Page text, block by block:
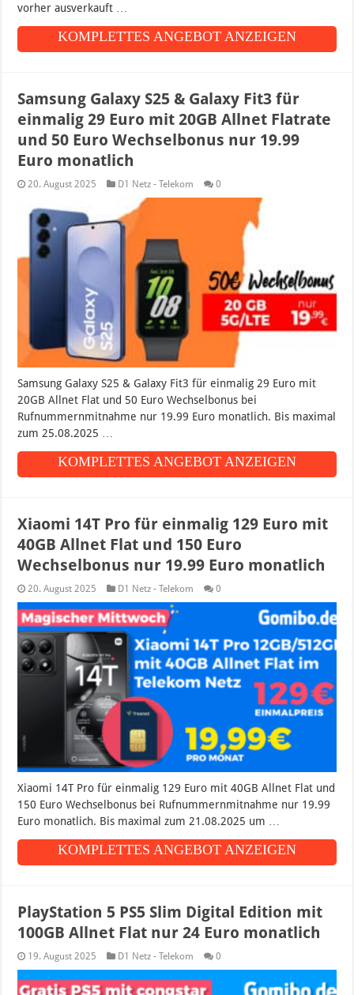
vorher ausverkauft …
KOMPLETTES ANGEBOT ANZEIGEN
Samsung Galaxy S25 & Galaxy Fit3 für
einmalig 29 Euro mit 20GB Allnet Flatrate
und 50 Euro Wechselbonus nur 19.99
Euro monatlich
20. August 2025 D1 Netz - Telekom 0
Samsung Galaxy S25 & Galaxy Fit3 für einmalig 29 Euro mit
20GB Allnet Flat und 50 Euro Wechselbonus bei
Rufnummernmitnahme nur 19.99 Euro monatlich. Bis maximal
zum 25.08.2025 …
KOMPLETTES ANGEBOT ANZEIGEN
Xiaomi 14T Pro für einmalig 129 Euro mit
40GB Allnet Flat und 150 Euro
Wechselbonus nur 19.99 Euro monatlich
20. August 2025 D1 Netz - Telekom 0
Xiaomi 14T Pro für einmalig 129 Euro mit 40GB Allnet Flat und
150 Euro Wechselbonus bei Rufnummernmitnahme nur 19.99
Euro monatlich. Bis maximal zum 21.08.2025 um …
KOMPLETTES ANGEBOT ANZEIGEN
PlayStation 5 PS5 Slim Digital Edition mit
100GB Allnet Flat nur 24 Euro monatlich
19. August 2025 D1 Netz - Telekom 0